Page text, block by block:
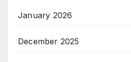
January 2026
December 2025